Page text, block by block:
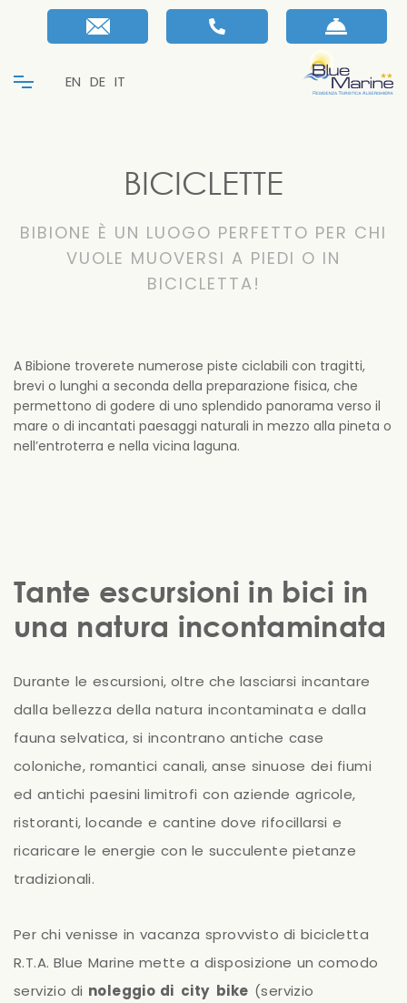
EN DE IT
BICICLETTE
BIBIONE È UN LUOGO PERFETTO PER CHI
VUOLE MUOVERSI A PIEDI O IN
BICICLETTA!
A Bibione troverete numerose piste ciclabili con tragitti,
brevi o lunghi a seconda della preparazione fisica, che
permettono di godere di uno splendido panorama verso il
mare o di incantati paesaggi naturali in mezzo alla pineta o
nell’entroterra e nella vicina laguna.
Tante escursioni in bici in
una natura incontaminata
Durante le escursioni, oltre che lasciarsi incantare
dalla bellezza della natura incontaminata e dalla
fauna selvatica, si incontrano antiche case
coloniche, romantici canali, anse sinuose dei fiumi
ed antichi paesini limitrofi con aziende agricole,
ristoranti, locande e cantine dove rifocillarsi e
ricaricare le energie con le succulente pietanze
tradizionali.
Per chi venisse in vacanza sprovvisto di bicicletta
R.T.A. Blue Marine mette a disposizione un comodo
servizio di noleggio di city bike (servizio